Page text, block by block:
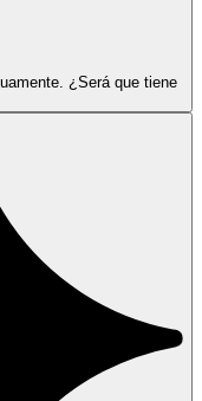
¿Será que tiene